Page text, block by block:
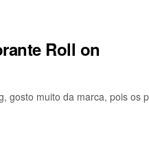
Roll on
gosto muito da marca, pois os